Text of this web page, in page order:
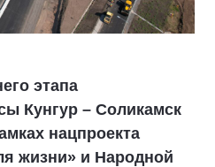
этапа
Кунгур – Соликамск
нацпроекта
жизни» и Народной